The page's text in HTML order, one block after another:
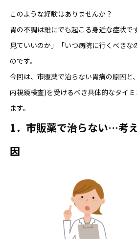
このような経験はありませんか？
胃の不調は誰にでも起こる身近な症状で
見ていいのか」「いつ病院に行くべきな
のです。
今回は、市販薬で治らない胃痛の原因と
内視鏡検査)を受けるべき具体的なタイ
ます。
1．市販薬で治らない…考
因